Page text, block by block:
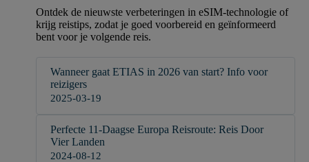
Ontdek de nieuwste verbeteringen in eSIM-technologie of
krijg reistips, zodat je goed voorbereid en geïnformeerd
bent voor je volgende reis.
Wanneer gaat ETIAS in 2026 van start? Info voor
reizigers
2025-03-19
Perfecte 11-Daagse Europa Reisroute: Reis Door
Vier Landen
2024-08-12